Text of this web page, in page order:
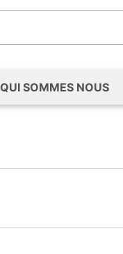
QUI SOMMES NOUS